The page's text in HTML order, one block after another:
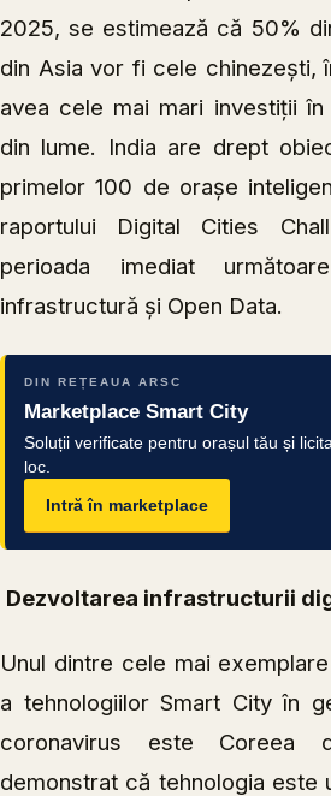
2025, se estimează că 50%
din Asia vor fi cele chinezești,
avea cele mai mari investiții
din lume. India are drept
primelor 100 de orașe
raportului Digital Cities
perioada imediat
infrastructură și Open Data.
DIN REȚEAUA ARSC
Marketplace Smart City
Soluții verificate pentru orașul tău și
loc.
Intră în marketplace
Dezvoltarea infrastructurii
Unul dintre cele mai
a tehnologiilor Smart City în
coronavirus este Coreea
demonstrat că tehnologia este